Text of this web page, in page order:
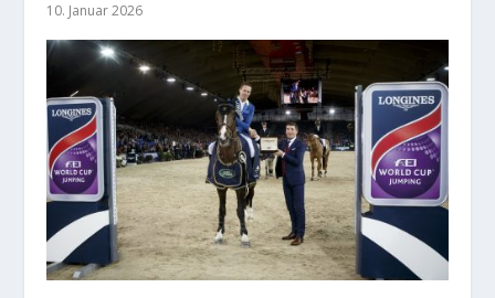
10. Januar 2026